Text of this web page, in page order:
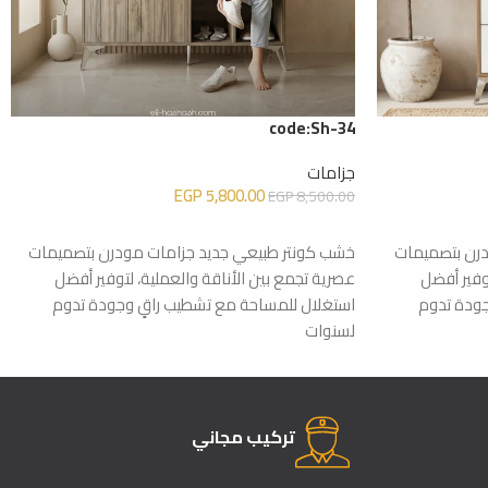
بتصميمات
أفضل
تدوم
code:Sh-34
جزامات
EGP8,500.00
EGP5,800.00
خشب كونتر طبيعي جديد جزامات مودرن بتصميمات
عصرية تجمع بين الأناقة والعملية، لتوفير أفضل
استغلال للمساحة مع تشطيب راقٍ وجودة تدوم
لسنوات
تركيب مجاني